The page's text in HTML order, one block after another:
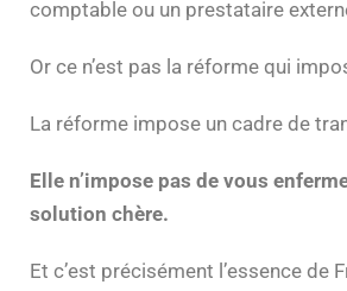
comptable ou un prestataire
Or ce n’est pas la réforme qui
La réforme impose un cadre de
Elle n’impose pas de vous
solution chère.
Et c’est précisément l’essence de